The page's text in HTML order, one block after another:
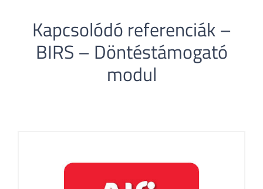
Kapcsolódó referenciák –
BIRS – Döntéstámogató
modul